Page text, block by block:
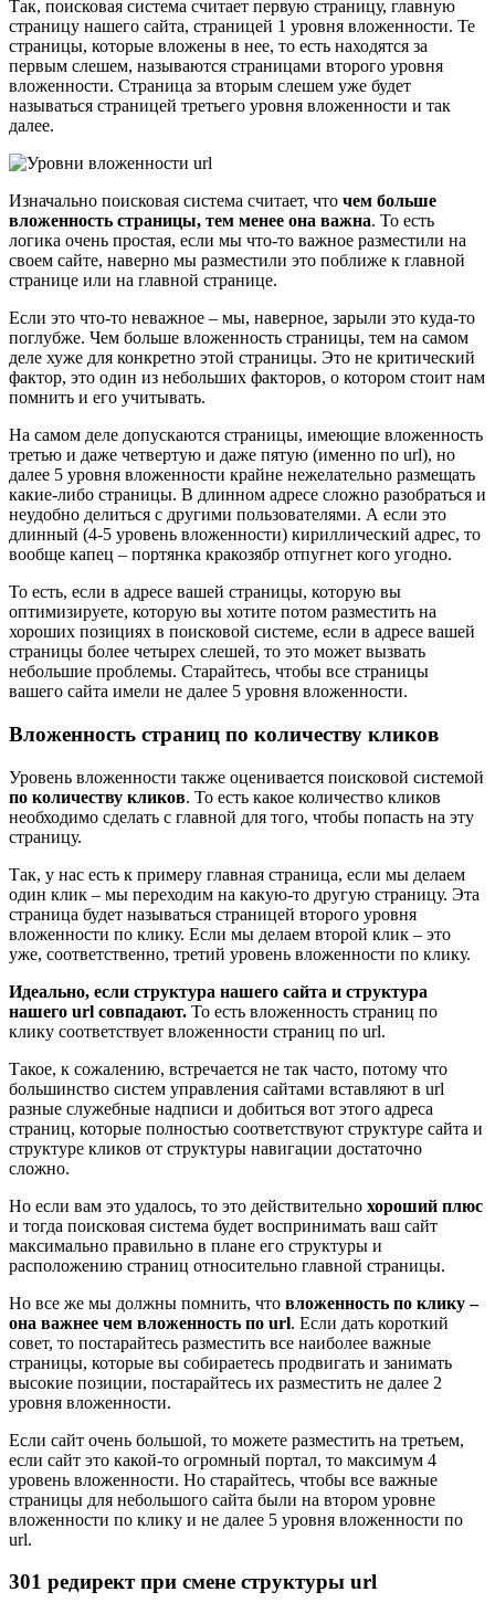
Так, поисковая система считает первую страницу, главную
страницу нашего сайта, страницей 1 уровня вложенности. Те
страницы, которые вложены в нее, то есть находятся за
первым слешем, называются страницами второго уровня
вложенности. Страница за вторым слешем уже будет
называться страницей третьего уровня вложенности и так
далее.
Изначально поисковая система считает, что чем больше
вложенность страницы, тем менее она важна. То есть
логика очень простая, если мы что-то важное разместили на
своем сайте, наверно мы разместили это поближе к главной
странице или на главной странице.
Если это что-то неважное – мы, наверное, зарыли это куда-то
поглубже. Чем больше вложенность страницы, тем на самом
деле хуже для конкретно этой страницы. Это не критический
фактор, это один из небольших факторов, о котором стоит нам
помнить и его учитывать.
На самом деле допускаются страницы, имеющие вложенность
третью и даже четвертую и даже пятую (именно по url), но
далее 5 уровня вложенности крайне нежелательно размещать
какие-либо страницы. В длинном адресе сложно разобраться и
неудобно делиться с другими пользователями. А если это
длинный (4-5 уровень вложенности) кириллический адрес, то
вообще капец – портянка кракозябр отпугнет кого угодно.
То есть, если в адресе вашей страницы, которую вы
оптимизируете, которую вы хотите потом разместить на
хороших позициях в поисковой системе, если в адресе вашей
страницы более четырех слешей, то это может вызвать
небольшие проблемы. Старайтесь, чтобы все страницы
вашего сайта имели не далее 5 уровня вложенности.
Вложенность страниц по количеству кликов
Уровень вложенности также оценивается поисковой системой
по количеству кликов. То есть какое количество кликов
необходимо сделать с главной для того, чтобы попасть на эту
страницу.
Так, у нас есть к примеру главная страница, если мы делаем
один клик – мы переходим на какую-то другую страницу. Эта
страница будет называться страницей второго уровня
вложенности по клику. Если мы делаем второй клик – это
уже, соответственно, третий уровень вложенности по клику.
Идеально, если структура нашего сайта и структура
нашего url совпадают. То есть вложенность страниц по
клику соответствует вложенности страниц по url.
Такое, к сожалению, встречается не так часто, потому что
большинство систем управления сайтами вставляют в url
разные служебные надписи и добиться вот этого адреса
страниц, которые полностью соответствуют структуре сайта и
структуре кликов от структуры навигации достаточно
сложно.
Но если вам это удалось, то это действительно хороший плюс
и тогда поисковая система будет воспринимать ваш сайт
максимально правильно в плане его структуры и
расположению страниц относительно главной страницы.
Но все же мы должны помнить, что вложенность по клику –
она важнее чем вложенность по url. Если дать короткий
совет, то постарайтесь разместить все наиболее важные
страницы, которые вы собираетесь продвигать и занимать
высокие позиции, постарайтесь их разместить не далее 2
уровня вложенности.
Если сайт очень большой, то можете разместить на третьем,
если сайт это какой-то огромный портал, то максимум 4
уровень вложенности. Но старайтесь, чтобы все важные
страницы для небольшого сайта были на втором уровне
вложенности по клику и не далее 5 уровня вложенности по
url.
301 редирект при смене структуры url